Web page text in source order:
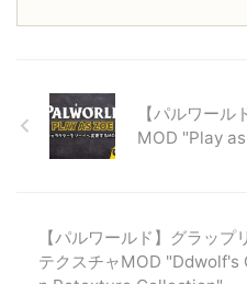
【パルワー
MOD "Play
【パルワールド】グラップ
テクスチャMOD "Ddwolf's